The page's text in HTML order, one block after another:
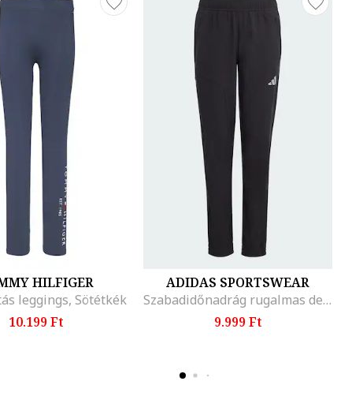
HILFIGER
leggings, Sötétkék
10.199 Ft
ADIDAS SPORTSWEAR
Szabadidőnadrág rugalmas derékrésszel, Sötétkék
9.999 Ft